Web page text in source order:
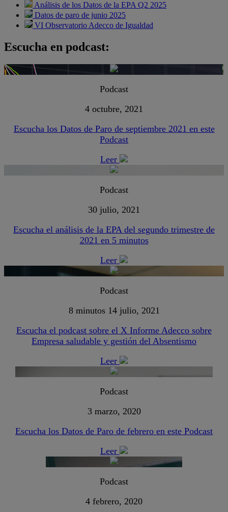
Análisis de los Datos de la EPA Q2 2025
Datos de paro de junio 2025
VI Observatorio Adecco de Igualdad
Escucha en podcast:
Podcast
4 octubre, 2021
Escucha los Datos de Paro de septiembre 2021 en este
Podcast
Leer
Podcast
30 julio, 2021
Escucha el análisis de la EPA del segundo trimestre de
2021 en 5 minutos
Leer
Podcast
8 minutos 14 julio, 2021
Escucha el podcast sobre el X Informe Adecco sobre
Empresa saludable y gestión del Absentismo
Leer
Podcast
3 marzo, 2020
Escucha los Datos de Paro de febrero en este Podcast
Leer
Podcast
4 febrero, 2020